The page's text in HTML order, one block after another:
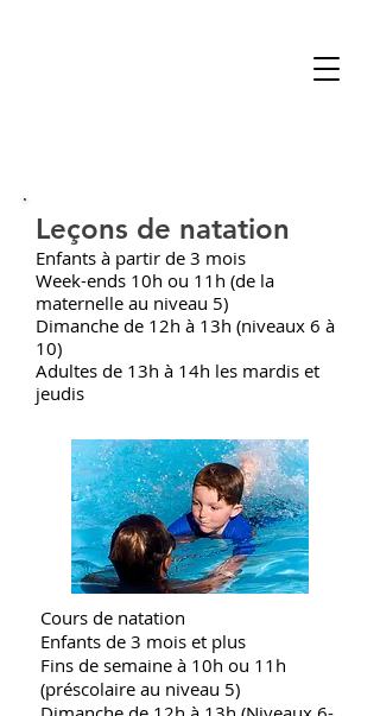
Leçons de natation
Enfants à partir de 3 mois
Week-ends 10h ou 11h (de la
maternelle au niveau 5)
Dimanche de 12h à 13h (niveaux 6 à
10)
Adultes de 13h à 14h les mardis et
jeudis
Cours de natation
Enfants de 3 mois et plus
Fins de semaine à 10h ou 11h
(préscolaire au niveau 5)